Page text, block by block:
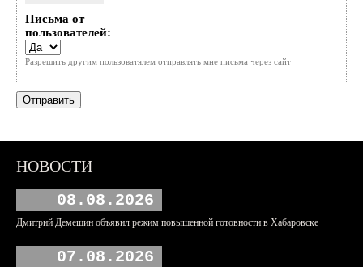
Письма от
пользователей:
Разрешить другим пользоватялем отправлять мне письма через сайт
НОВОСТИ
08.08.2026
Дмитрий Демешин объявил режим повышенной готовности в Хабаровске
07.08.2026